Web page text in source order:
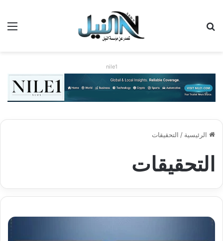
nile1
الرئيسية / التحقيقات
التحقيقات